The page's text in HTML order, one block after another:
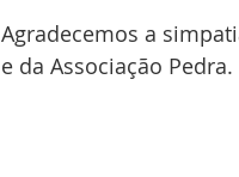
Agradecemos a
e da Associação Pedra.